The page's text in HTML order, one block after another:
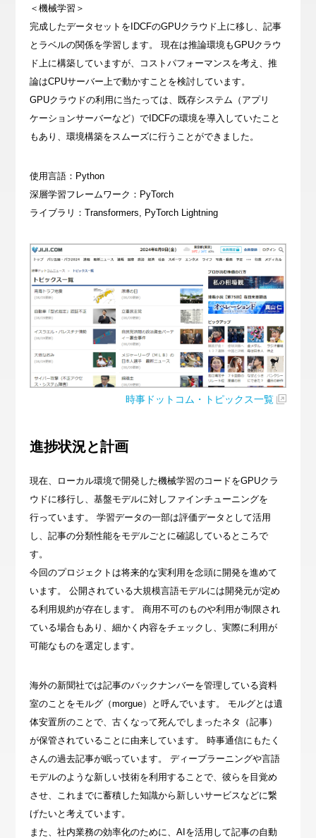
＜機械学習＞
完成したデータセットをIDCFのGPUクラウド上に移し、記事
とラベルの関係を学習します。 現在は推論環境もGPUクラウ
ド上に構築していますが、コストパフォーマンスを考え、推
論はCPUサーバー上で動かすことを検討しています。
GPUクラウドの利用に当たっては、既存システム（アプリ
ケーションサーバーなど）でIDCFの環境を導入していたこと
もあり、環境構築をスムーズに行うことができました。
使用言語：Python
深層学習フレームワーク：PyTorch
ライブラリ：Transformers, PyTorch Lightning
時事ドットコム・トピックス一覧
進捗状況と計画
現在、ローカル環境で開発した機械学習のコードをGPUクラ
ウドに移行し、基盤モデルに対しファインチューニングを
行っています。 学習データの一部は評価データとして活用
し、記事の分類性能をモデルごとに確認しているところで
す。
今回のプロジェクトは将来的な実利用を念頭に開発を進めて
います。 公開されている大規模言語モデルには開発元が定め
る利用規約が存在します。 商用不可のものや利用が制限され
ている場合もあり、細かく内容をチェックし、実際に利用が
可能なものを選定します。
海外の新聞社では記事のバックナンバーを管理している資料
室のことをモルグ（morgue）と呼んでいます。 モルグとは遺
体安置所のことで、古くなって死んでしまったネタ（記事）
が保管されていることに由来しています。 時事通信にもたく
さんの過去記事が眠っています。 ディープラーニングや言語
モデルのような新しい技術を利用することで、彼らを目覚め
させ、これまでに蓄積した知識から新しいサービスなどに繋
げたいと考えています。
また、社内業務の効率化のために、AIを活用して記事の自動